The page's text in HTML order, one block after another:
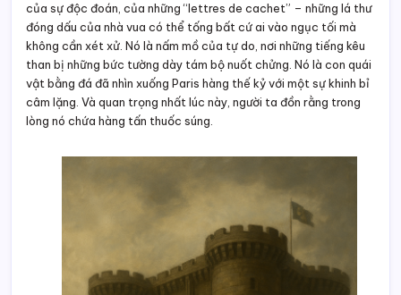
của sự độc đoán, của những “lettres de cachet” – những lá thư
đóng dấu của nhà vua có thể tống bất cứ ai vào ngục tối mà
không cần xét xử. Nó là nấm mồ của tự do, nơi những tiếng kêu
than bị những bức tường dày tám bộ nuốt chửng. Nó là con quái
vật bằng đá đã nhìn xuống Paris hàng thế kỷ với một sự khinh bỉ
câm lặng. Và quan trọng nhất lúc này, người ta đồn rằng trong
lòng nó chứa hàng tấn thuốc súng.